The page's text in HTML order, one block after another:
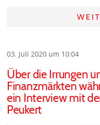
03. Juli 2020 um 10:04
Über die Irrungen
Finanzmärkten
ein Interview mit
Peukert